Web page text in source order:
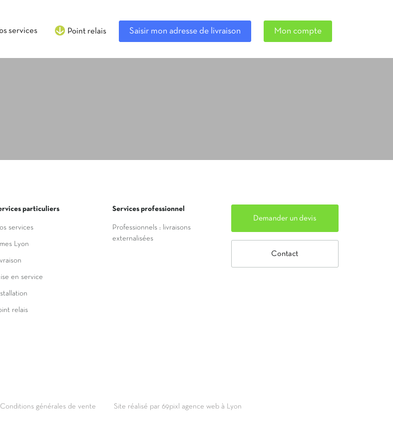
services Point relais Saisir mon adresse de livraison Mon compte
particuliers
services
Lyon
en service
relais
Services professionnel
Professionnels : livraisons
externalisées
Demander un devis
Contact
Conditions générales de vente Site réalisé par 69pixl agence web à Lyon